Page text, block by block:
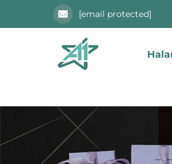
[email protected]